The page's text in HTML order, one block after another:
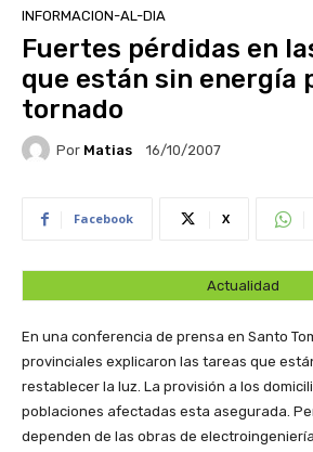
INFORMACION-AL-DIA
Fuertes pérdidas en
que están sin energía
tornado
Por Matias 16/10/2007
Facebook X
Actualidad
En una conferencia de prensa en Santo
provinciales explicaron las tareas que
restablecer la luz. La provisión a los
poblaciones afectadas esta asegurada.
dependen de las obras de